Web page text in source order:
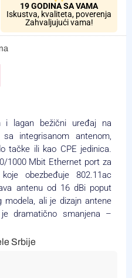
19 GODINA SA VAMA
Iskustva, kvaliteta, poverenja
Zahvaljujući vama!
i lagan bežični uređaj na
integrisanom antenom,
tačke ili kao CPE jedinica.
1000 Mbit Ethernet port za
obezbeđuje 802.11ac
antenu od 16 dBi poput
modela, ali je dizajn antene
dramatično smanjena –
Srbije